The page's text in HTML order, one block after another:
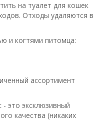
на туалет для кошек
Отходы удаляются в
и когтями питомца:
ассортимент
это эксклюзивный
качества (никаких